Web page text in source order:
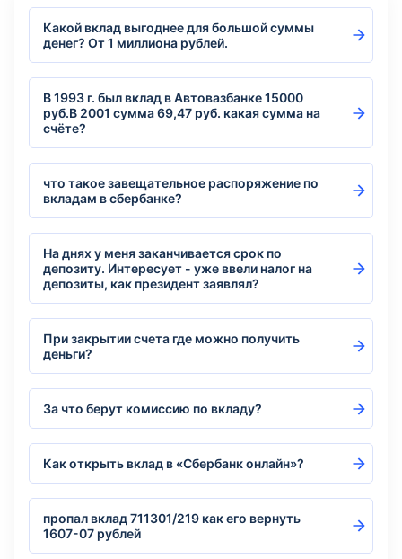
Какой вклад выгоднее для большой суммы
денег? От 1 миллиона рублей.
В 1993 г. был вклад в Автовазбанке 15000
руб.В 2001 сумма 69,47 руб. какая сумма на
счёте?
что такое завещательное распоряжение по
вкладам в сбербанке?
На днях у меня заканчивается срок по
депозиту. Интересует - уже ввели налог на
депозиты, как президент заявлял?
При закрытии счета где можно получить
деньги?
За что берут комиссию по вкладу?
Как открыть вклад в «Сбербанк онлайн»?
пропал вклад 711301/219 как его вернуть
1607-07 рублей